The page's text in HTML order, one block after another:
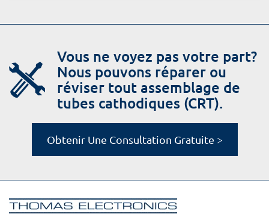
Vous ne voyez pas votre part?
Nous pouvons réparer ou
réviser tout assemblage de
tubes cathodiques (CRT).
Obtenir Une Consultation Gratuite >